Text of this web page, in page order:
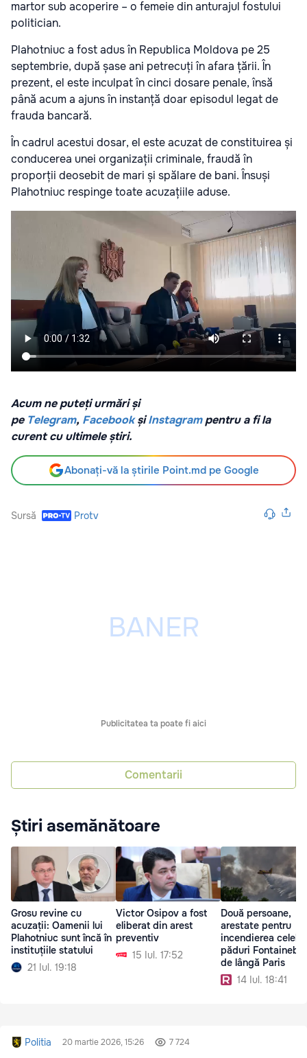
martor sub acoperire – o femeie din anturajul fostului
politician.
Plahotniuc a fost adus în Republica Moldova pe 25
septembrie, după șase ani petrecuți în afara țării. În
prezent, el este inculpat în cinci dosare penale, însă
până acum a ajuns în instanță doar episodul legat de
frauda bancară.
În cadrul acestui dosar, el este acuzat de constituirea și
conducerea unei organizații criminale, fraudă în
proporții deosebit de mari și spălare de bani. Însuși
Plahotniuc respinge toate acuzațiile aduse.
Acum ne puteți urmări și
pe Telegram, Facebook șiInstagrampentru a fi la
curent cu ultimele știri.
Abonați-vă la știrile Point.md pe Google
Sursă Protv
Publicitatea ta poate fi aici
Comentarii
Știri asemănătoare
Grosu revine cu
acuzații: Oamenii lui
Plahotniuc sunt încă în
instituțiile statului
21 Iul. 19:18
Victor Osipov a fost
eliberat din arest
preventiv
15 Iul. 17:52
Două persoane,
arestate pentru
incendierea
păduri
de lângă Paris
14 Iul. 18:41
Politia 20 martie 2026, 15:26 7 724